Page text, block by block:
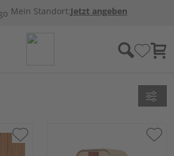
Mein Standort:Jetzt angeben